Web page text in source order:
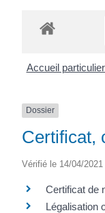
Accueil
Dossier
Certificat,
Vérifié le 14/04/
Certificat de
Légalisation